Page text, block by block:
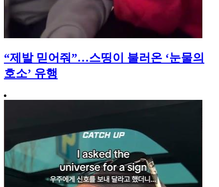
“제발 믿어줘”…스띵이 불러온 ‘눈물의
호소’ 유행